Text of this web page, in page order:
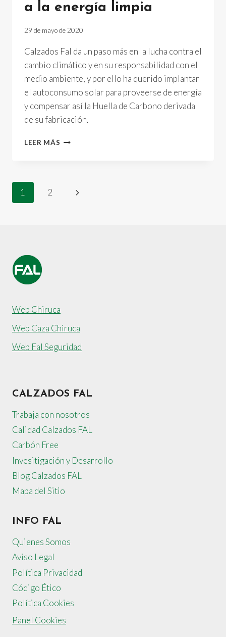
a la energía limpia
29 de mayo de 2020
Calzados Fal da un paso más en la lucha contra el
cambio climático y en su responsabilidad con el
medio ambiente, y por ello ha querido implantar
el autoconsumo solar para proveerse de energía
y compensar así la Huella de Carbono derivada
de su fabricación.
LEER MÁS CALZADOS
REDUCCIÓN
Navegación
1 2
Siguiente
Web Chiruca
Web Caza Chiruca
Web Fal Seguridad
CALZADOS FAL
Trabaja con nosotros
Calidad Calzados FAL
Carbón Free
Invesitigación y Desarrollo
Blog Calzados FAL
Mapa del Sitio
INFO FAL
Quienes Somos
Aviso Legal
Política Privacidad
Código Ético
Política Cookies
Panel Cookies